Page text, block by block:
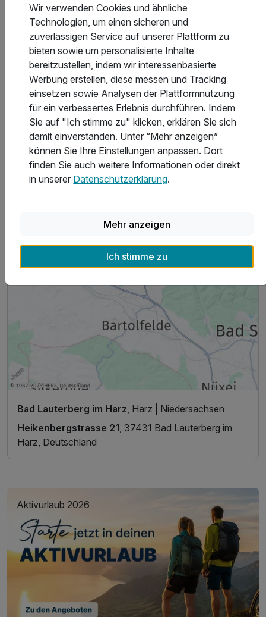
handelt es sich um ein einfaches Zimmer, welches
noch nicht renoviert ist aber eine komplette
Standard Ausstattung hat.
Gerne erhalten Sie gegen einen kleinen Aufpreis ein
Upgrade auf ein Standard-Zimmer oder Komfort-
Zimmer.
Weiterlesen
Hoteladresse
Bad Lauterberg im Harz , Harz | Niedersachsen
Heikenbergstrasse 21 , 37431 Bad Lauterberg im
Harz, Deutschland
Aktivurlaub 2026
Wir verwenden Cookies und ähnliche
Technologien, um einen sicheren und
zuverlässigen Service auf unserer Plattform zu
bieten sowie um personalisierte Inhalte
bereitzustellen, indem wir interessenbasierte
Werbung erstellen, diese messen und Tracking
einsetzen sowie Analysen der Plattformnutzung
für ein verbessertes Erlebnis durchführen. Indem
Sie auf "Ich stimme zu" klicken, erklären Sie sich
damit einverstanden. Unter “Mehr anzeigen”
können Sie Ihre Einstellungen anpassen. Dort
finden Sie auch weitere Informationen oder direkt
in unserer Datenschutzerklärung.
Mehr anzeigen
Ich stimme zu